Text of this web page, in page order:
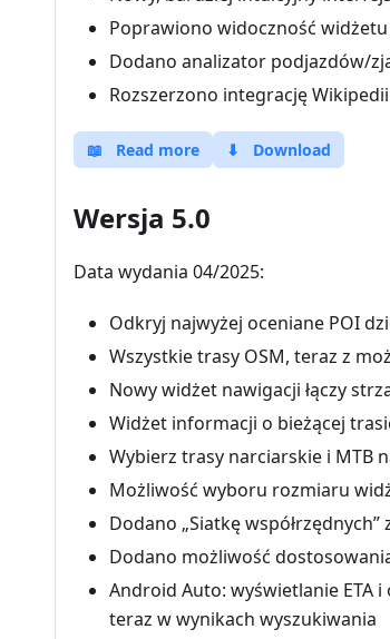
Poprawiono widoczność
Dodano analizator podjazdów/
Rozszerzono integrację
📖 Read more ⬇ Download
Wersja 5.0
Data wydania 04/2025:
Odkryj najwyżej oceniane POI
Wszystkie trasy OSM, teraz z
Nowy widżet nawigacji łączy
Widżet informacji o bieżącej
Wybierz trasy narciarskie i MTB
Możliwość wyboru rozmiaru
Dodano „Siatkę
Dodano możliwość
Android Auto: wyświetlanie ETA
teraz w wynikach wyszukiwania